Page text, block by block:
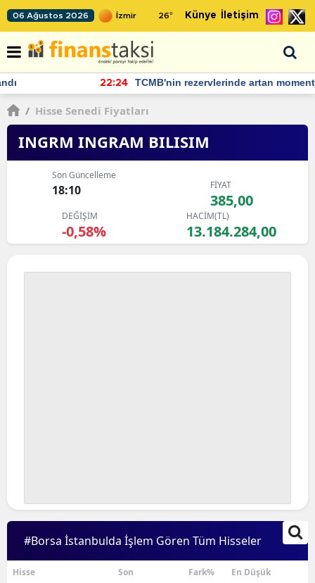
06 Ağustos 2026 26° Künye İletişim
22:24 TCMB'nin rezervlerinde artan momentum devam ediyor
/ Hisse Senedi Fiyatları
INGRM INGRAM BILISIM
Son Güncelleme
18:10 FİYAT
385,00
DEĞİŞİM
-0,58%
HACİM(TL)
13.184.284,00
#Borsa İstanbulda İşlem Gören Tüm Hisseler
Hisse Son Fark% En Düşük